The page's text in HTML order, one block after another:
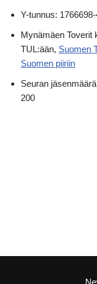
Y-tunnus:
Mynämäen Toverit
TUL:ään, Suomen
Suomen piiriin
Seuran
200